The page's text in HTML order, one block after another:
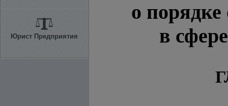
Юрист Предприятия
о
в